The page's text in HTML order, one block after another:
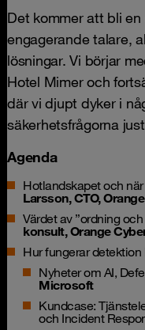
Det kommer att bli
engagerande talare,
lösningar. Vi börjar
Hotel Mimer och
där vi djupt dyker i
säkerhetsfrågorna
Agenda
Hotlandskapet och
Larsson, CTO,
Värdet av ”ordning
konsult, Orange
Hur fungerar detektion
Nyheter om AI,
Microsoft
Kundcase:
och Incident